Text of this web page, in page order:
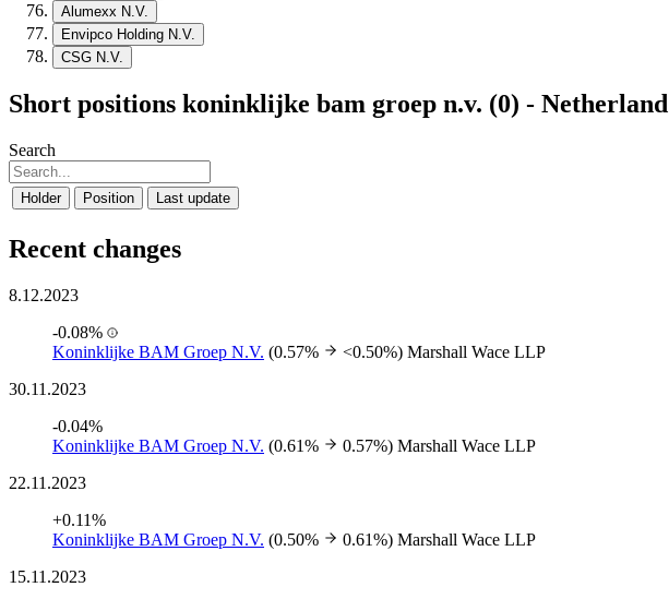
Alumexx N.V.
Envipco Holding N.V.
CSG N.V.
Short positions koninklijke bam groep n.v. (0) - Netherland
Search
Holder Position Last update
Recent changes
8.12.2023
-0.08%
Koninklijke BAM Groep N.V. (0.57% <0.50%) Marshall Wace LLP
30.11.2023
-0.04%
Koninklijke BAM Groep N.V. (0.61% 0.57%) Marshall Wace LLP
22.11.2023
+0.11%
Koninklijke BAM Groep N.V. (0.50% 0.61%) Marshall Wace LLP
15.11.2023